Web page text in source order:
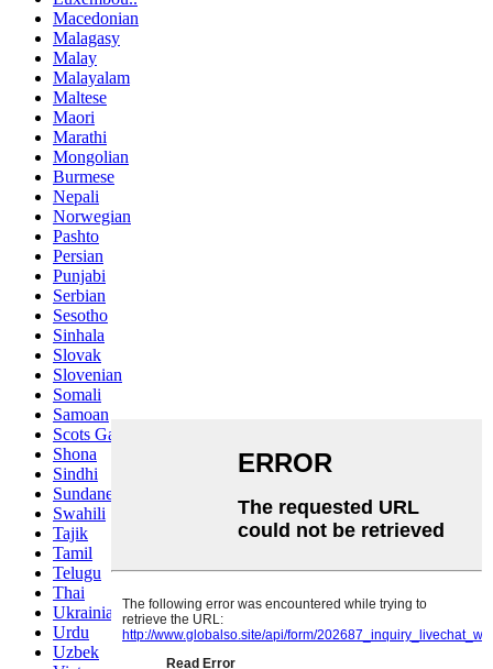
Macedonian
Malagasy
Malay
Malayalam
Maltese
Maori
Marathi
Mongolian
Burmese
Nepali
Norwegian
Pashto
Persian
Punjabi
Serbian
Sesotho
Sinhala
Slovak
Slovenian
Somali
Samoan
Scots Gaelic
Shona
Sindhi
Sundanese
Swahili
Tajik
Tamil
Telugu
Thai
Ukrainian
Urdu
Uzbek